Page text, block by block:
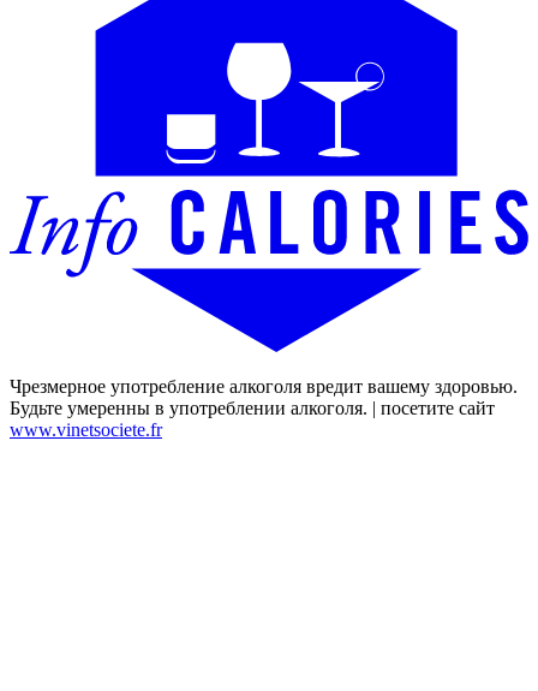
Чрезмерное употребление алкоголя вредит вашему здоровью.
Будьте умеренны в употреблении алкоголя. | посетите сайт
www.vinetsociete.fr